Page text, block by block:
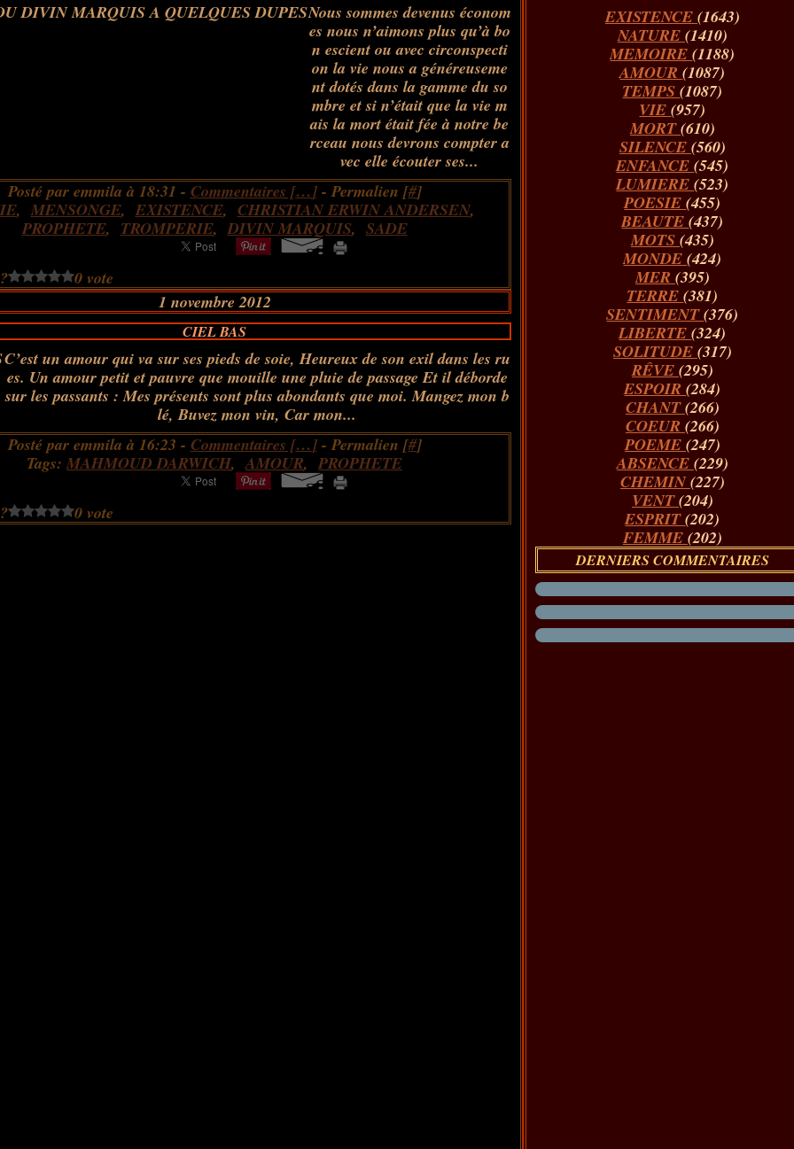
Nous sommes devenus économ
es nous n’aimons plus qu’à bo
n escient ou avec circonspecti
on la vie nous a généreuseme
nt dotés dans la gamme du so
mbre et si n’était que la vie m
ais la mort était fée à notre be
rceau nous devrons compter a
vec elle écouter ses...
Posté par emmila à 18:31 - Commentaires […]- Permalien [#]
, MENSONGE, EXISTENCE, CHRISTIAN ERWIN ANDERSEN,
PROPHETE, TROMPERIE,DIVIN MARQUIS, SADE
0 vote
1 novembre 2012
CIEL BAS
C’est un amour qui va sur ses pieds de soie, Heureux de son exil dans les ru
es. Un amour petit et pauvre que mouille une pluie de passage Et il déborde
sur les passants : Mes présents sont plus abondants que moi. Mangez mon b
lé, Buvez mon vin, Car mon...
Posté par emmila à 16:23 - Commentaires […]- Permalien [#]
Tags: MAHMOUD DARWICH,AMOUR, PROPHETE
0 vote
EXISTENCE (1643)
NATURE (1410)
MEMOIRE(1188)
AMOUR(1087)
TEMPS(1087)
VIE(957)
MORT(610)
SILENCE (560)
ENFANCE(545)
LUMIERE(523)
POESIE(455)
BEAUTE(437)
MOTS (435)
MONDE(424)
MER (395)
TERRE(381)
SENTIMENT(376)
LIBERTE(324)
SOLITUDE (317)
RÊVE (295)
ESPOIR(284)
CHANT(266)
COEUR (266)
POEME (247)
ABSENCE (229)
CHEMIN(227)
VENT(204)
ESPRIT(202)
FEMME (202)
DERNIERS COMMENTAIRES